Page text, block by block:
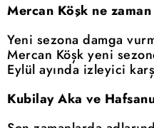
Mercan Köşk ne
Yeni sezona damga
Mercan Köşk yeni
Eylül ayında izleyici
Kubilay Aka ve